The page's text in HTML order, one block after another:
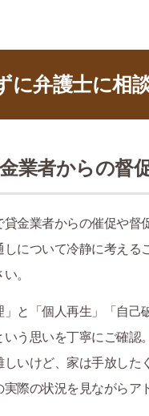
に弁護士に相
業者からの督
金業者からの催促や督
について冷静に考える
。
と「個人再生」「自己
う思いを丁寧にご確
いけど、家は手放した
際の状況を見ながらア